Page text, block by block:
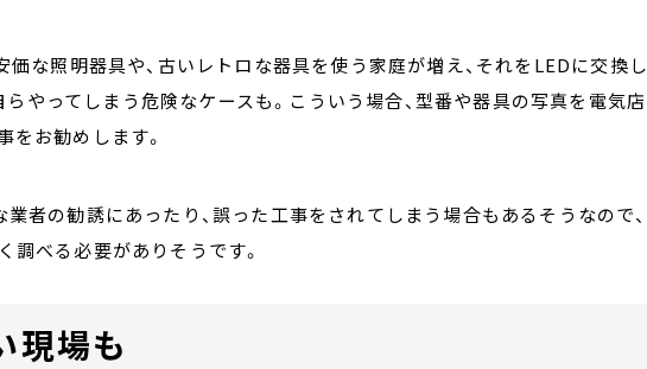
な照明器具や、古いレトロな器具を使う家庭が増え、それをLEDに交換し
らやってしまう危険なケースも。こういう場合、型番や器具の写真を電気店
をお勧めします。
業者の勧誘にあったり、誤った工事をされてしまう場合もあるそうなので、
調べる必要がありそうです。
現場も